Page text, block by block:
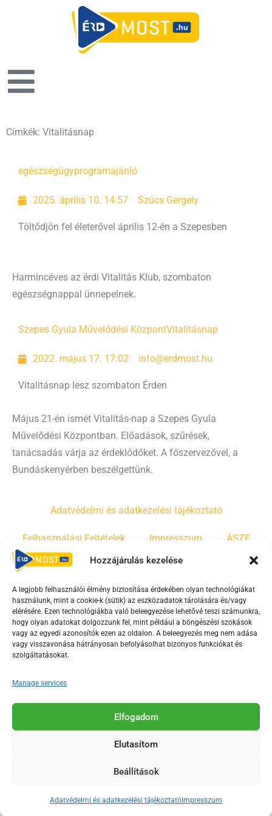
Hozzájárulás kezelése
A legjobb felhasználói élmény biztosítása érdekében olyan technológiákat
használunk, mint a cookie-k (sütik) az eszközadatok tárolására és/vagy
elérésére. Ezen technológiákba való beleegyezése lehetővé teszi számunkra,
hogy olyan adatokat dolgozzunk fel, mint például a böngészési szokások
vagy az egyedi azonosítók ezen az oldalon. A beleegyezés meg nem adása
vagy visszavonása hátrányosan befolyásolhat bizonyos funkciókat és
szolgáltatásokat.
Manage services
Elfogadom
Elutasítom
Beállítások
Adatvédelmi és adatkezelési tájékoztató Impresszum
Címkék: Vitalitásnap
egészségügyprogramajánló
2025. április 10. 14:57 Szűcs Gergely
Töltődjön fel életerővel április 12-én a Szepesben
Harmincéves az érdi Vitalitás Klub, szombaton
egészségnappal ünnepelnek.
Szepes Gyula Művelődési KözpontVitalitásnap
2022. május 17. 17:02 info@erdmost.hu
Vitalitásnap lesz szombaton Érden
Május 21-én ismét Vitalitás-nap a Szepes Gyula
Művelődési Központban. Előadások, szűrések,
tanácsadás várja az érdeklődőket. A főszervezővel, a
Bundáskenyérben beszélgettünk.
Adatvédelmi és adatkezelési tájékoztató
Felhasználási Feltételek Impresszum ÁSZF
Irányelvek Moderálási szabályzat
F
a
c
e
o
o
-
Y
o
u
t
b
e
s
r
e
T
i
k
Az Érd Média médiaszolgáltatási tevékenységét a
Médiatanács a Magyar Média Mecenatúra program
2018-2026. © Minden jog fenntartva, Érd Megyei Jogú Város